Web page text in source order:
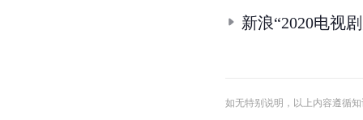
新浪“2020电视
如无特别说明，以上内容遵循